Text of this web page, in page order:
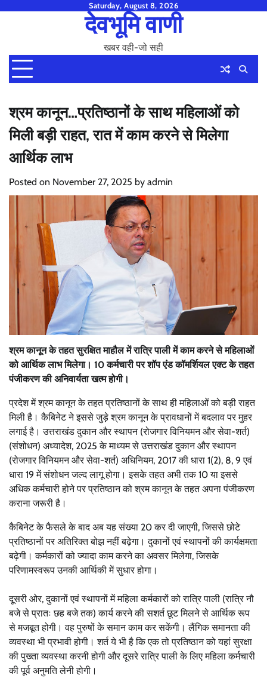
Saturday, August 8, 2026
देवभूमि वाणी
खबर वही-जो सही
श्रम कानून…प्रतिष्ठानों के साथ महिलाओं को
मिली बड़ी राहत, रात में काम करने से मिलेगा
आर्थिक लाभ
Posted on November 27, 2025 by admin
श्रम कानून के तहत सुरक्षित माहौल में रात्रि पाली में काम करने से महिलाओं
को आर्थिक लाभ मिलेगा। 10 कर्मचारी पर शॉप एंड कॉमर्शियल एक्ट के तहत
पंजीकरण की अनिवार्यता खत्म होगी।
प्रदेश में श्रम कानून के तहत प्रतिष्ठानों के साथ ही महिलाओं को बड़ी राहत
मिली है। कैबिनेट ने इससे जुड़े श्रम कानून के प्रावधानों में बदलाव पर मुहर
लगाई है। उत्तराखंड दुकान और स्थापन (रोजगार विनियमन और सेवा-शर्त)
(संशोधन) अध्यादेश, 2025 के माध्यम से उत्तराखंड दुकान और स्थापन
(रोजगार विनियमन और सेवा-शर्त) अधिनियम, 2017 की धारा 1(2), 8, 9 एवं
धारा 19 में संशोधन जल्द लागू होगा। इसके तहत अभी तक 10 या इससे
अधिक कर्मचारी होने पर प्रतिष्ठान को श्रम कानून के तहत अपना पंजीकरण
कराना जरूरी है।
कैबिनेट के फैसले के बाद अब यह संख्या 20 कर दी जाएगी, जिससे छोटे
प्रतिष्ठानों पर अतिरिक्त बोझ नहीं बढ़ेगा। दुकानों एवं स्थापनों की कार्यक्षमता
बढ़ेगी। कर्मकारों को ज्यादा काम करने का अवसर मिलेगा, जिसके
परिणामस्वरूप उनकी आर्थिकी में सुधार होगा।
दूसरी ओर, दुकानों एवं स्थापनों में महिला कर्मकारों को रात्रि पाली (रात्रि नौ
बजे से प्रातः छह बजे तक) कार्य करने की सशर्त छूट मिलने से आर्थिक रूप
से मजबूत होगी। वह पुरुषों के समान काम कर सकेंगी। लैंगिक समानता की
व्यवस्था भी प्रभावी होगी। शर्त ये भी है कि एक तो प्रतिष्ठान को यहां सुरक्षा
की पुख्ता व्यवस्था करनी होगी और दूसरे रात्रि पाली के लिए महिला कर्मचारी
की पूर्व अनुमति लेनी होगी।